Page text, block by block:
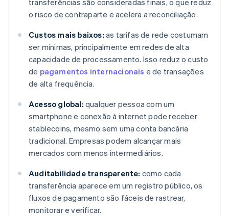
transferências são consideradas finais, o que reduz
o risco de contraparte e acelera a reconciliação.
Custos mais baixos: as tarifas de rede costumam
ser mínimas, principalmente em redes de alta
capacidade de processamento. Isso reduz o custo
de pagamentos internacionais e de transações
de alta frequência.
Acesso global: qualquer pessoa com um
smartphone e conexão à internet pode receber
stablecoins, mesmo sem uma conta bancária
tradicional. Empresas podem alcançar mais
mercados com menos intermediários.
Auditabilidade transparente: como cada
transferência aparece em um registro público, os
fluxos de pagamento são fáceis de rastrear,
monitorar e verificar.